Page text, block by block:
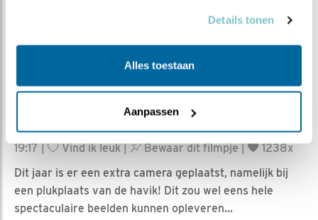
Details tonen
Alles toestaan
Aanpassen
Gaan we prooioverdrachten
zien?
Natuurman Jonathan | Geplaatst op 12 februari 2019,
19:17 |
Vind ik leuk| Bewaar dit filmpje|
1238x
Dit jaar is er een extra camera geplaatst, namelijk bij
een plukplaats van de havik! Dit zou wel eens hele
spectaculaire beelden kunnen opleveren...